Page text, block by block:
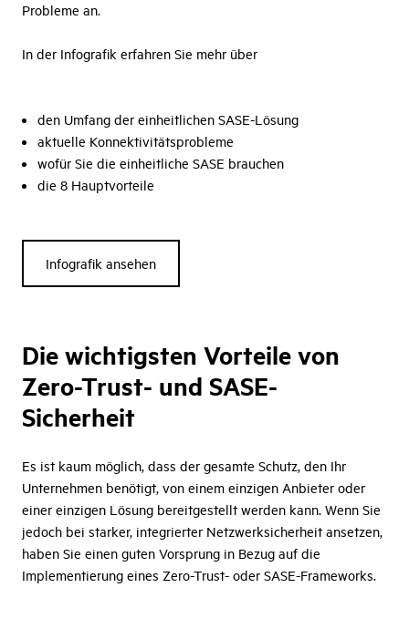
Probleme an.
In der Infografik erfahren Sie mehr über
den Umfang der einheitlichen SASE-Lösung
aktuelle Konnektivitätsprobleme
wofür Sie die einheitliche SASE brauchen
die 8 Hauptvorteile
Infografik ansehen
Die wichtigsten Vorteile von
Zero-Trust- und SASE-
Sicherheit
Es ist kaum möglich, dass der gesamte Schutz, den Ihr
Unternehmen benötigt, von einem einzigen Anbieter oder
einer einzigen Lösung bereitgestellt werden kann. Wenn Sie
jedoch bei starker, integrierter Netzwerksicherheit ansetzen,
haben Sie einen guten Vorsprung in Bezug auf die
Implementierung eines Zero-Trust- oder SASE-Frameworks.